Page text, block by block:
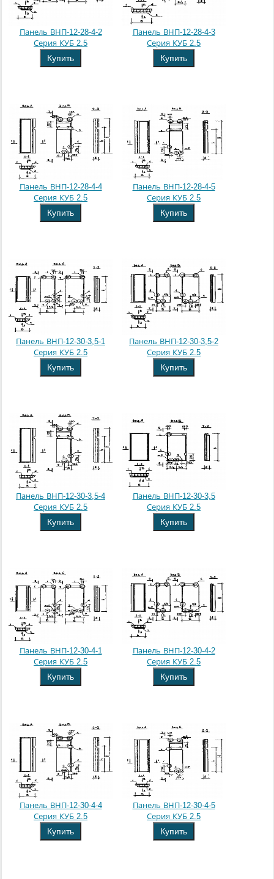
Панель ВНП-12-28-4-2
Серия КУБ 2.5
Купить
Панель ВНП-12-28-4-3
Серия КУБ 2.5
Купить
Панель ВНП-12-28-4-4
Серия КУБ 2.5
Купить
Панель ВНП-12-28-4-5
Серия КУБ 2.5
Купить
Панель ВНП-12-30-3,5-1
Серия КУБ 2.5
Купить
Панель ВНП-12-30-3,5-2
Серия КУБ 2.5
Купить
Панель ВНП-12-30-3,5-4
Серия КУБ 2.5
Купить
Панель ВНП-12-30-3,5
Серия КУБ 2.5
Купить
Панель ВНП-12-30-4-1
Серия КУБ 2.5
Купить
Панель ВНП-12-30-4-2
Серия КУБ 2.5
Купить
Панель ВНП-12-30-4-4
Серия КУБ 2.5
Купить
Панель ВНП-12-30-4-5
Серия КУБ 2.5
Купить